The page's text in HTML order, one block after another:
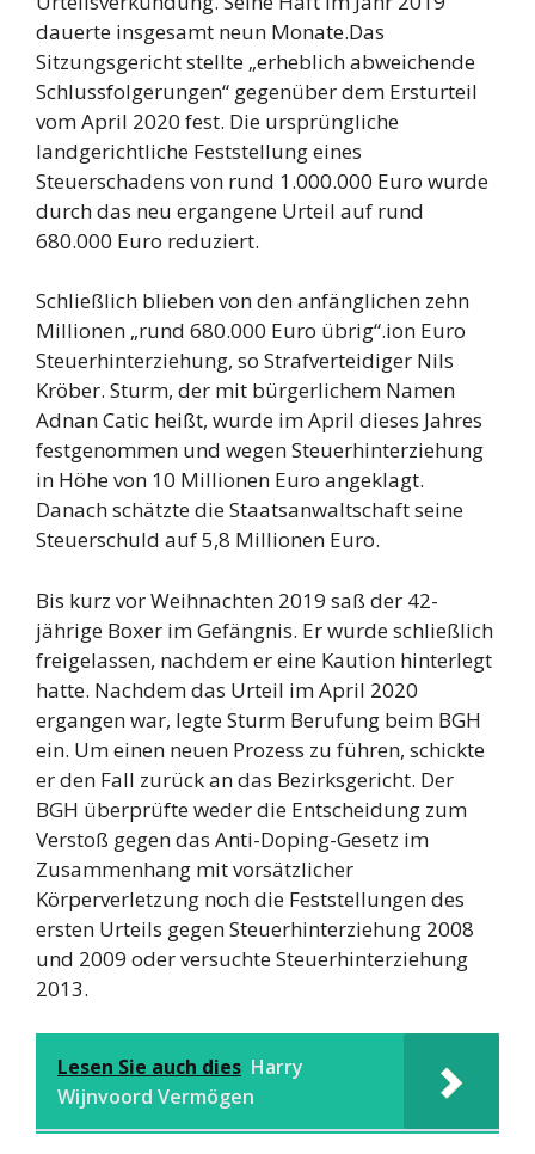
dauerte insgesamt neun Monate.Das
Sitzungsgericht stellte „erheblich abweichende
Schlussfolgerungen“ gegenüber dem Ersturteil
vom April 2020 fest. Die ursprüngliche
landgerichtliche Feststellung eines
Steuerschadens von rund 1.000.000 Euro wurde
durch das neu ergangene Urteil auf rund
680.000 Euro reduziert.
Schließlich blieben von den anfänglichen zehn
Millionen „rund 680.000 Euro übrig“.ion Euro
Steuerhinterziehung, so Strafverteidiger Nils
Kröber. Sturm, der mit bürgerlichem Namen
Adnan Catic heißt, wurde im April dieses Jahres
festgenommen und wegen Steuerhinterziehung
in Höhe von 10 Millionen Euro angeklagt.
Danach schätzte die Staatsanwaltschaft seine
Steuerschuld auf 5,8 Millionen Euro.
Bis kurz vor Weihnachten 2019 saß der 42-
jährige Boxer im Gefängnis. Er wurde schließlich
freigelassen, nachdem er eine Kaution hinterlegt
hatte. Nachdem das Urteil im April 2020
ergangen war, legte Sturm Berufung beim BGH
ein. Um einen neuen Prozess zu führen, schickte
er den Fall zurück an das Bezirksgericht. Der
BGH überprüfte weder die Entscheidung zum
Verstoß gegen das Anti-Doping-Gesetz im
Zusammenhang mit vorsätzlicher
Körperverletzung noch die Feststellungen des
ersten Urteils gegen Steuerhinterziehung 2008
und 2009 oder versuchte Steuerhinterziehung
2013.
Lesen Sie auch dies Harry
Wijnvoord Vermögen